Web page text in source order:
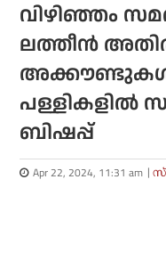
വിഴിഞ്ഞം
ലത്തീൻ
അക്കൗണ്ടുകൾ
പള്ളികളില്‍
ബിഷപ്പ്
Apr 22, 2024, 11:31 am